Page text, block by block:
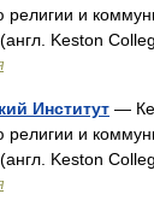
религии и
Keston
Институт —
религии и
Keston